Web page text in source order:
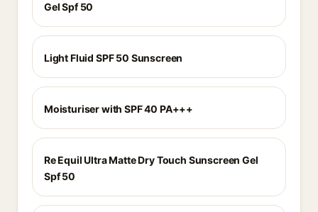
Gel Spf 50
Light Fluid SPF 50 Sunscreen
Moisturiser with SPF 40 PA+++
Re Equil Ultra Matte Dry Touch Sunscreen Gel
Spf 50